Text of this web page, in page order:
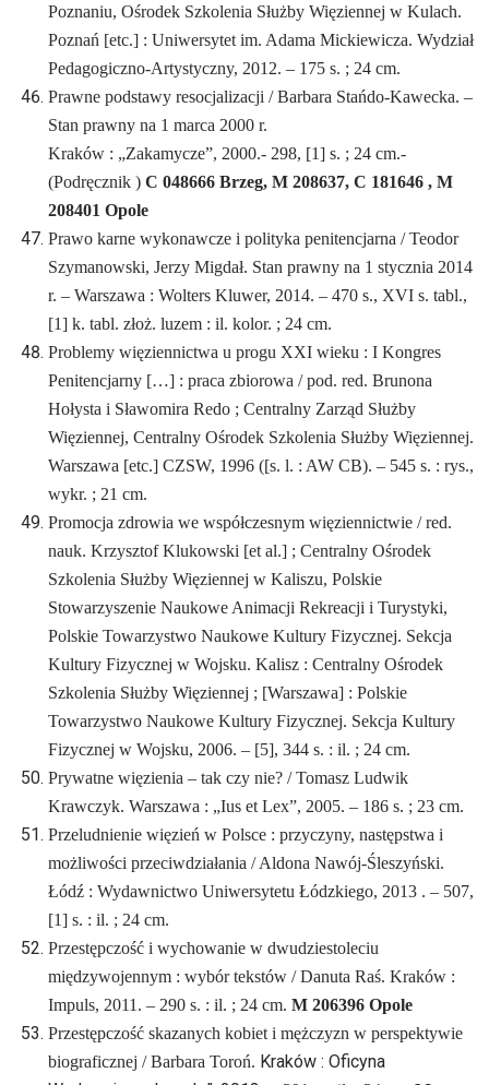
Poznaniu, Ośrodek Szkolenia Służby Więziennej w Kulach.
Poznań [etc.] : Uniwersytet im. Adama Mickiewicza. Wydział
Pedagogiczno-Artystyczny, 2012. – 175 s. ; 24 cm.
Prawne podstawy resocjalizacji / Barbara Stańdo-Kawecka. –
Stan prawny na 1 marca 2000 r.
Kraków : „Zakamycze”, 2000.- 298, [1] s. ; 24 cm.-
(Podręcznik ) C 048666 Brzeg, M 208637, C 181646 , M
208401 Opole
Prawo karne wykonawcze i polityka penitencjarna / Teodor
Szymanowski, Jerzy Migdał. Stan prawny na 1 stycznia 2014
r. – Warszawa : Wolters Kluwer, 2014. – 470 s., XVI s. tabl.,
[1] k. tabl. złoż. luzem : il. kolor. ; 24 cm.
Problemy więziennictwa u progu XXI wieku : I Kongres
Penitencjarny […] : praca zbiorowa / pod. red. Brunona
Hołysta i Sławomira Redo ; Centralny Zarząd Służby
Więziennej, Centralny Ośrodek Szkolenia Służby Więziennej.
Warszawa [etc.] CZSW, 1996 ([s. l. : AW CB). – 545 s. : rys.,
wykr. ; 21 cm.
Promocja zdrowia we współczesnym więziennictwie / red.
nauk. Krzysztof Klukowski [et al.] ; Centralny Ośrodek
Szkolenia Służby Więziennej w Kaliszu, Polskie
Stowarzyszenie Naukowe Animacji Rekreacji i Turystyki,
Polskie Towarzystwo Naukowe Kultury Fizycznej. Sekcja
Kultury Fizycznej w Wojsku. Kalisz : Centralny Ośrodek
Szkolenia Służby Więziennej ; [Warszawa] : Polskie
Towarzystwo Naukowe Kultury Fizycznej. Sekcja Kultury
Fizycznej w Wojsku, 2006. – [5], 344 s. : il. ; 24 cm.
Prywatne więzienia – tak czy nie? / Tomasz Ludwik
Krawczyk. Warszawa : „Ius et Lex”, 2005. – 186 s. ; 23 cm.
Przeludnienie więzień w Polsce : przyczyny, następstwa i
możliwości przeciwdziałania / Aldona Nawój-Śleszyński.
Łódź : Wydawnictwo Uniwersytetu Łódzkiego, 2013 . – 507,
[1] s. : il. ; 24 cm.
Przestępczość i wychowanie w dwudziestoleciu
międzywojennym : wybór tekstów / Danuta Raś. Kraków :
Impuls, 2011. – 290 s. : il. ; 24 cm. M 206396 Opole
Przestępczość skazanych kobiet i mężczyzn w perspektywie
biograficznej / Barbara Toroń. Kraków : Oficyna